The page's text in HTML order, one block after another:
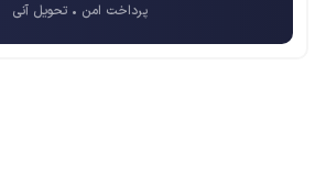
پرداخت امن • تحویل آنی